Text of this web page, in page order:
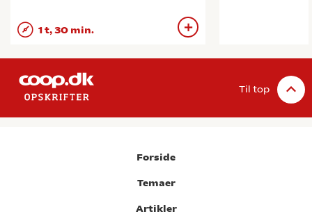
1 t, 30 min.
Til top
Forside
Temaer
Artikler